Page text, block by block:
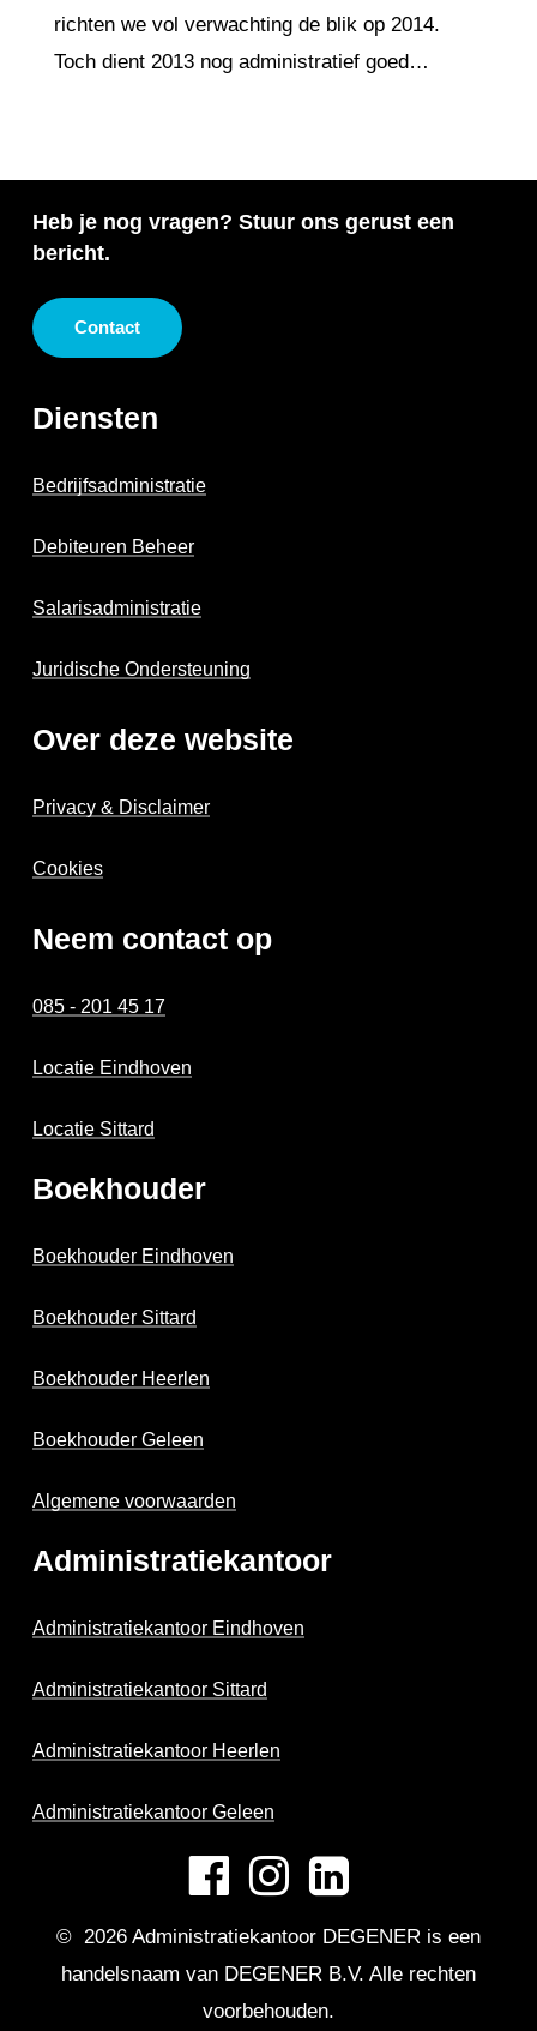
richten we vol verwachting de blik op 2014.
Toch dient 2013 nog administratief goed…
Heb je nog vragen? Stuur ons gerust een
bericht.
Contact
Diensten
Bedrijfsadministratie
Debiteuren Beheer
Salarisadministratie
Juridische Ondersteuning
Over deze website
Privacy & Disclaimer
Cookies
Neem contact op
085 - 201 45 17
Locatie Eindhoven
Locatie Sittard
Boekhouder
Boekhouder Eindhoven
Boekhouder Sittard
Boekhouder Heerlen
Boekhouder Geleen
Algemene voorwaarden
Administratiekantoor
Administratiekantoor Eindhoven
Administratiekantoor Sittard
Administratiekantoor Heerlen
Administratiekantoor Geleen
© 2026Administratiekantoor DEGENER is een
handelsnaam van DEGENER B.V. Alle rechten
voorbehouden.